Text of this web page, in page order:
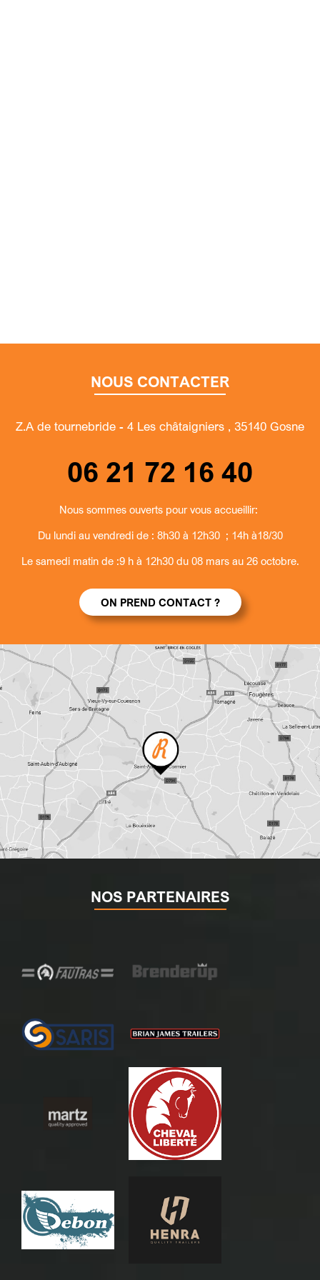
NOUS CONTACTER
Z.A de tournebride - 4 Les châtaigniers , 35140 Gosne
06 21 72 16 40
Nous sommes ouverts pour vous accueillir:
Du lundi au vendredi de : 8h30 à 12h30 ; 14h à18/30
Le samedi matin de :9 h à 12h30 du 08 mars au 26 octobre.
ON PREND CONTACT ?
NOS PARTENAIRES